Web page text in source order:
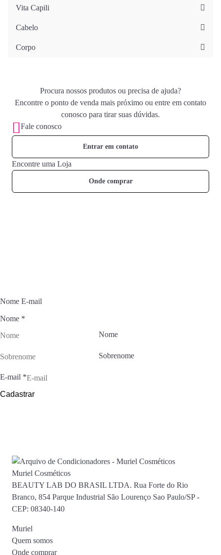
Vita Capili
Cabelo
Corpo
Procura nossos produtos ou precisa de ajuda?
Encontre o ponto de venda mais próximo ou entre em contato
conosco para tirar suas dúvidas.
Fale conosco
Entrar em contato
Encontre uma Loja
Onde comprar
Nome E-mail
Nome *
Nome
Sobrenome
E-mail *
Cadastrar
Muriel Cosméticos
BEAUTY LAB DO BRASIL LTDA. Rua Forte do Rio
Branco, 854 Parque Industrial São Lourenço Sao Paulo/SP -
CEP: 08340-140
Muriel
Quem somos
Onde comprar